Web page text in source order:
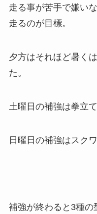
走る事が苦手で嫌い
走るのが目標。
夕方はそれほど暑く
た。
土曜日の補強は拳立
日曜日の補強はスクワ
補強が終わると3種の